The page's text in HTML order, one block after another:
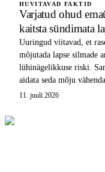
HUVITAVAD FAKTID
Varjatud ohud
kaitsta sündimata
Uuringud viitavad, et
mõjutada lapse silmade
lühinägelikkuse riski.
aidata seda mõju
11. juuli 2026